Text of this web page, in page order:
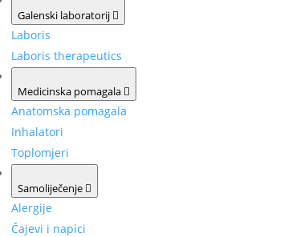
Galenski laboratorij
Laboris
Laboris therapeutics
Medicinska pomagala
Anatomska pomagala
Inhalatori
Toplomjeri
Samoliječenje
Alergije
Čajevi i napici